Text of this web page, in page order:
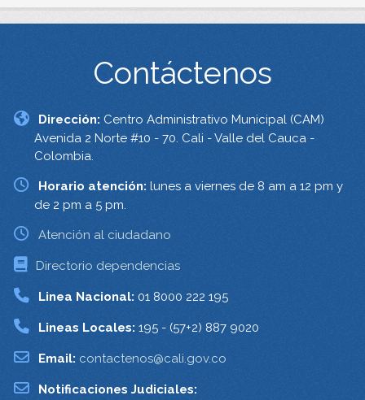
Contáctenos
Dirección: Centro Administrativo Municipal (CAM)
Avenida 2 Norte #10 - 70. Cali - Valle del Cauca -
Colombia.
Horario atención: lunes a viernes de 8 am a 12 pm y
de 2 pm a 5 pm.
Atención al ciudadano
Directorio dependencias
Linea Nacional: 01 8000 222 195
Lineas Locales: 195 - (57+2) 887 9020
Email: contactenos@cali.gov.co
Notificaciones Judiciales: